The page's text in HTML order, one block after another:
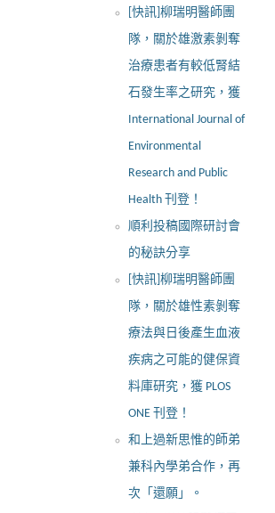
[快訊]柳瑞明醫師團
隊，關於雄激素剝奪
治療患者有較低腎結
石發生率之研究，獲
International Journal of
Environmental
Research and Public
Health 刊登！
順利投稿國際研討會
的秘訣分享
[快訊]柳瑞明醫師團
隊，關於雄性素剝奪
療法與日後產生血液
疾病之可能的健保資
料庫研究，獲 PLOS
ONE 刊登！
和上過新思惟的師弟
兼科內學弟合作，再
次「還願」。